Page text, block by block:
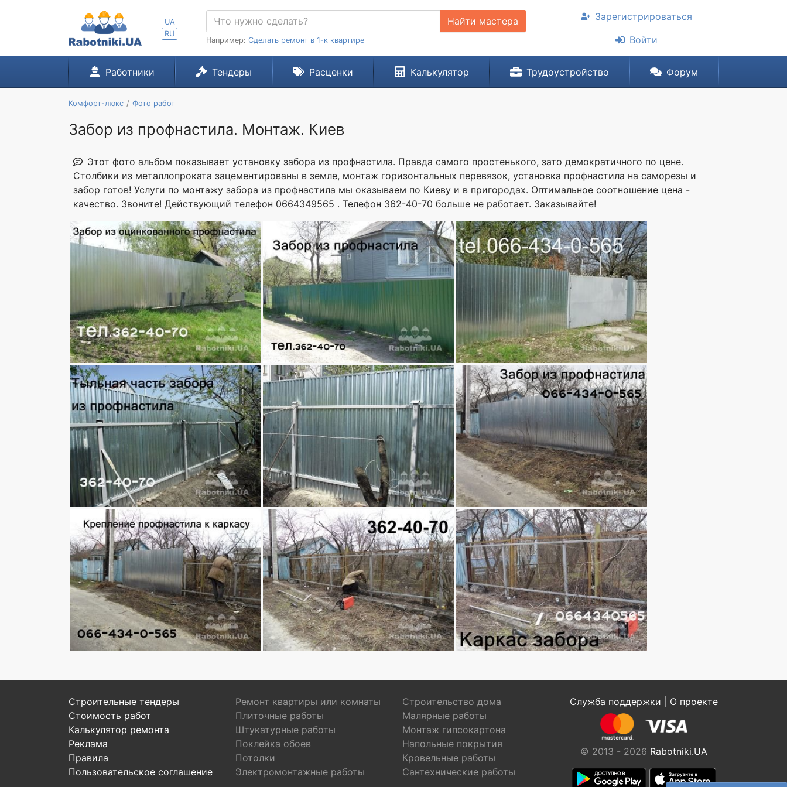
UA
RU
Найти мастера
Например: Сделать ремонт в 1-к квартире
Зарегистрироваться
Войти
Работники Тендеры Расценки Калькулятор Трудоустройство Форум
Комфорт-люкс Фото работ
Забор из профнастила. Монтаж. Киев
Этот фото альбом показывает установку забора из профнастила. Правда самого простенького, зато демократичного по цене.
Столбики из металлопроката зацементированы в земле, монтаж горизонтальных перевязок, установка профнастила на саморезы и
забор готов! Услуги по монтажу забора из профнастила мы оказываем по Киеву и в пригородах. Оптимальное соотношение цена -
качество. Звоните! Действующий телефон 0664349565 . Телефон 362-40-70 больше не работает. Заказывайте!
Строительные тендеры
Стоимость работ
Калькулятор ремонта
Реклама
Правила
Пользовательское соглашение
Ремонт квартиры или комнаты
Строительство дома
Плиточные работы
Малярные работы
Штукатурные работы
Монтаж гипсокартона
Поклейка обоев
Напольные покрытия
Потолки
Кровельные работы
Электромонтажные работы
Сантехнические работы
Служба поддержки О проекте
© 2013 - 2026 Rabotniki.UA